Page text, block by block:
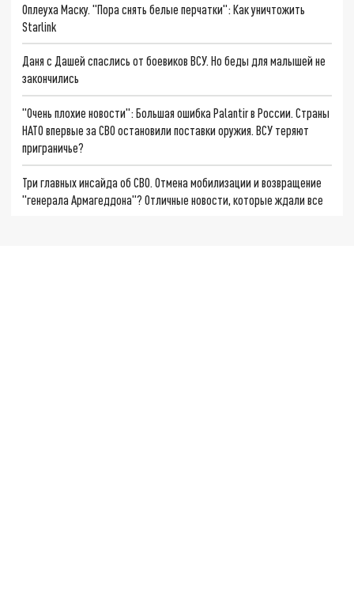
Оплеуха Маску. "Пора снять белые перчатки": Как уничтожить
Starlink
Даня с Дашей спаслись от боевиков ВСУ. Но беды для малышей не
закончились
"Очень плохие новости": Большая ошибка Palantir в России. Страны
НАТО впервые за СВО остановили поставки оружия. ВСУ теряют
приграничье?
Три главных инсайда об СВО. Отмена мобилизации и возвращение
"генерала Армагеддона"? Отличные новости, которые ждали все